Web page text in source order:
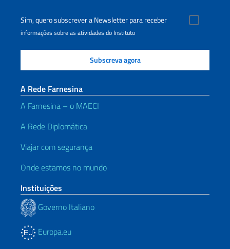
Sim, quero subscrever a Newsletter para receber
informações sobre as atividades do Instituto
A Rede Farnesina
A Farnesina – o MAECI
A Rede Diplomática
Viajar com segurança
Onde estamos no mundo
Instituições
Governo Italiano
Europa.eu